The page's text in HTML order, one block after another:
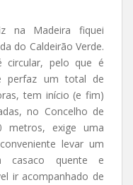
na Madeira fiquei
do Caldeirão Verde.
pelo que é
perfaz um total de
tem início (e fim)
no Concelho de
metros, exige uma
levar um
casaco quente e
ir acompanhado de